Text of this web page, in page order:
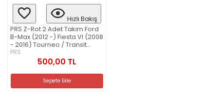
Hızlı Bakış
PRS Z-Rot 2 Adet Takım Ford
B-Max (2012 -) Fiesta VI (2008
- 2016) Tourneo / Transit
Courier (2014 -) Mazda 2
(2007 - 2015)
PRS
500,00 TL
Sepete Ekle